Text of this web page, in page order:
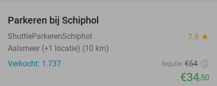
Parkeren bij Schiphol
ShuttleParkerenSchiphol 7.8 star
Aalsmeer (+1 locatie) (10 km)
Verkocht: 1.737
Regulier €54
€34,50